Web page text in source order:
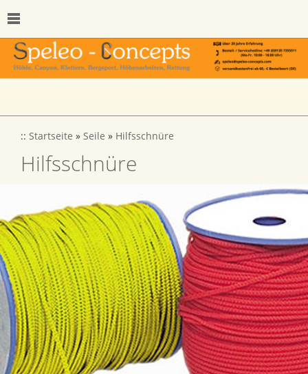
:: Startseite » Seile » Hilfsschnüre
Hilfsschnüre